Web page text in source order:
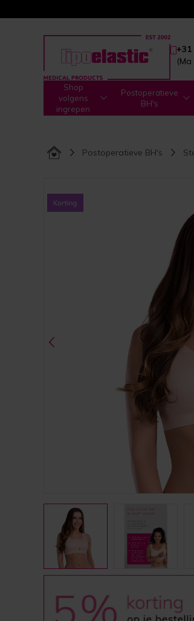
+31
Shop
volgens
ingrepen
Postoperatieve
BH's
Postoperatieve BH's